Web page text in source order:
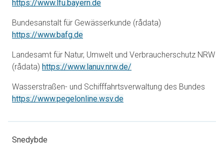
https://www.lfu.bayern.deåbner i en ny fane
Bundesanstalt für Gewässerkunde (rådata)
https://www.bafg.deåbner i en ny fane
Landesamt für Natur, Umwelt und Verbraucherschutz NRW
(rådata) https://www.lanuv.nrw.de/
Wasserstraßen- und Schifffahrtsverwaltung des Bundes
https://www.pegelonline.wsv.deåbner i en ny fane
Snedybde